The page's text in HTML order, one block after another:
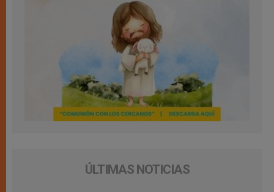
ÚLTIMAS NOTICIAS